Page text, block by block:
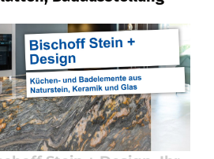
– entdecken bei
+ Design als auch
Waschtische,
✓Badfliese,
✓Naturstein,
✓Badausstellung –